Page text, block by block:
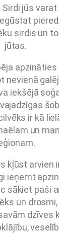
jūs
sirdis un
jūtas.
nevienā
iekšējā
vajadzīgas
ir kā
un
kļūst arvien
ieņemt
sākiet paši
un
dzīves